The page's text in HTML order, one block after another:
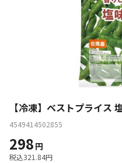
【冷凍】ベストプライス
4549414502855
298 円
税込321.84円